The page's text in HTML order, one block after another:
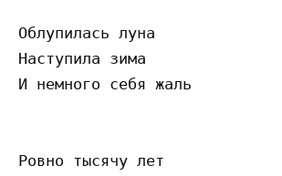
Облупилась луна
Наступила зима
И немного себя жаль
Ровно тысячу лет